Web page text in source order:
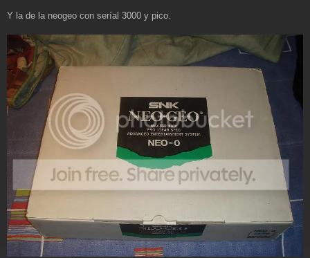
Y la de la neogeo con seríal 3000 y pico.